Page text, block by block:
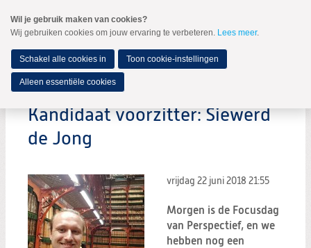
naar
Spring
de
inhoud
Spring
naar
hoofdmenu
MENU
Kandidaat voorzitter: Siewerd
de Jong
vrijdag 22 juni 2018 21:55
Morgen is de Focusdag
van Perspectief, en we
hebben nog een
Wil je gebruik maken van cookies?
Wij gebruiken cookies om jouw ervaring te verbeteren. Lees meer.
Schakel alle cookies in Toon cookie-instellingen
Alleen essentiële cookies